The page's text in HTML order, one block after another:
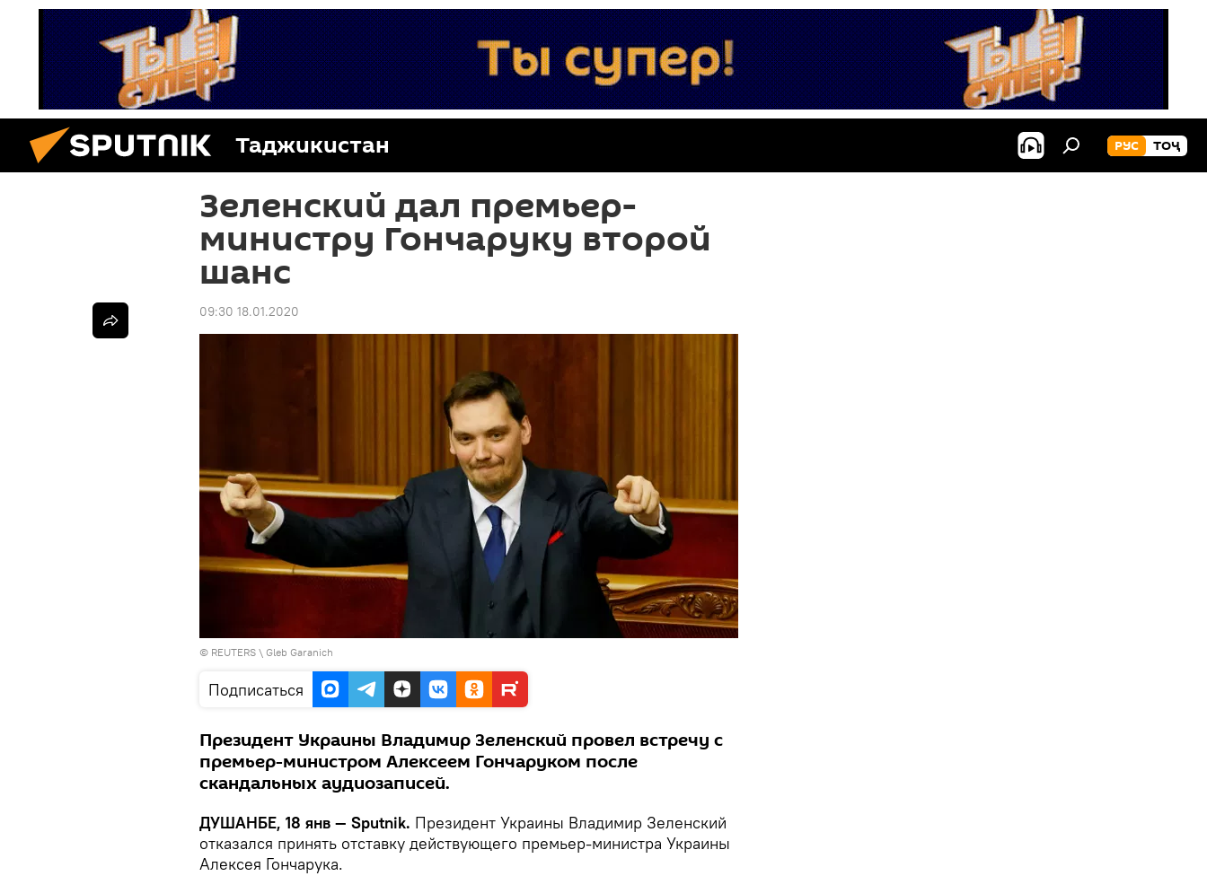
Таджикистан РУС ТОҶ
Зеленский дал премьер-
министру Гончаруку второй
шанс
09:30 18.01.2020
© REUTERS \ Gleb Garanich
Подписаться
Президент Украины Владимир Зеленский провел встречу с
премьер-министром Алексеем Гончаруком после
скандальных аудиозаписей.
ДУШАНБЕ, 18 янв — Sputnik. Президент Украины Владимир Зеленский
отказался принять отставку действующего премьер-министра Украины
Алексея Гончарука.